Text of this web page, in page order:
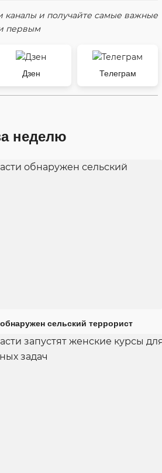
и получайте самые важные
первым
Дзен Телеграм
неделю
сельский террорист